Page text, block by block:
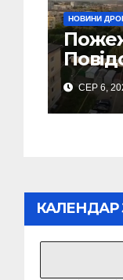
НОВИНИ
СЕР 6,
КАЛЕНДАР